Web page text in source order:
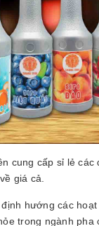
cung cấp sỉ lẻ các
giá cả.
hướng các
trong ngành